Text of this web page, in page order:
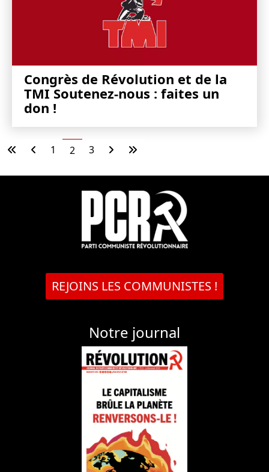
Congrès de Révolution et de la
TMI Soutenez-nous : faites un
don !
1 2 3
REJOINS LES COMMUNISTES !
Notre journal